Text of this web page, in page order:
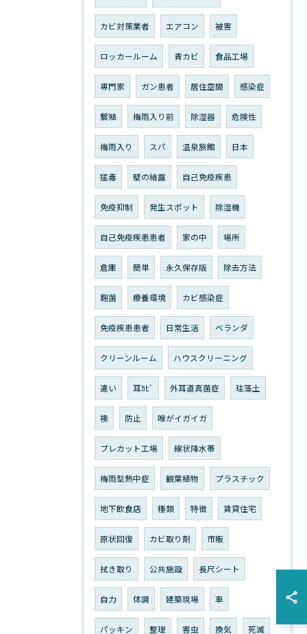
カビ対策業者 エアコン 被害
ロッカールーム 青カビ 食品工場
専門家 ガン患者 居住空間 感染症
繫殖 梅雨入り前 除湿器 危険性
梅雨入り スパ 温泉旅館 日本
猛毒 壁の結露 自己免疫疾患
免疫抑制 発生スポット 除湿機
自己免疫疾患患者 家の中 場所
倉庫 簡単 永久保存版 除去方法
麴菌 療養環境 カビ感染症
免疫疾患患者 日常生活 ベランダ
クリーンルーム ハウスクリーニング
違い 耳ｶﾋﾞ 外耳道真菌症 珪藻土
襖 防止 喉がイガイガ
プレカット工場 線状降水帯
梅雨型熱中症 観葉植物 プラスチック
地下飲食店 種類 特徴 賃貸住宅
原状回復 カビ取り剤 市販
拭き取り 公共施設 長尺シート
自力 体調 建築現場 車
パッキン 整理 害虫 換気 死滅